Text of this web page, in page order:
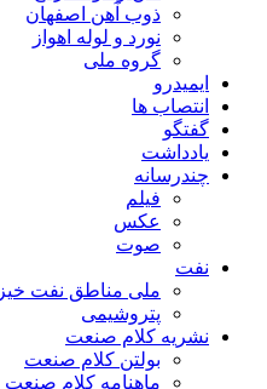
ذوب آهن اصفهان
نورد و لوله اهواز
گروه ملی
ایمیدرو
انتصاب ها
گفتگو
یادداشت
چندرسانه
فیلم
عکس
صوت
نفت
ملی مناطق نفت خیز
پتروشیمی
نشریه کلام صنعت
بولتن کلام صنعت
ماهنامه کلام صنعت